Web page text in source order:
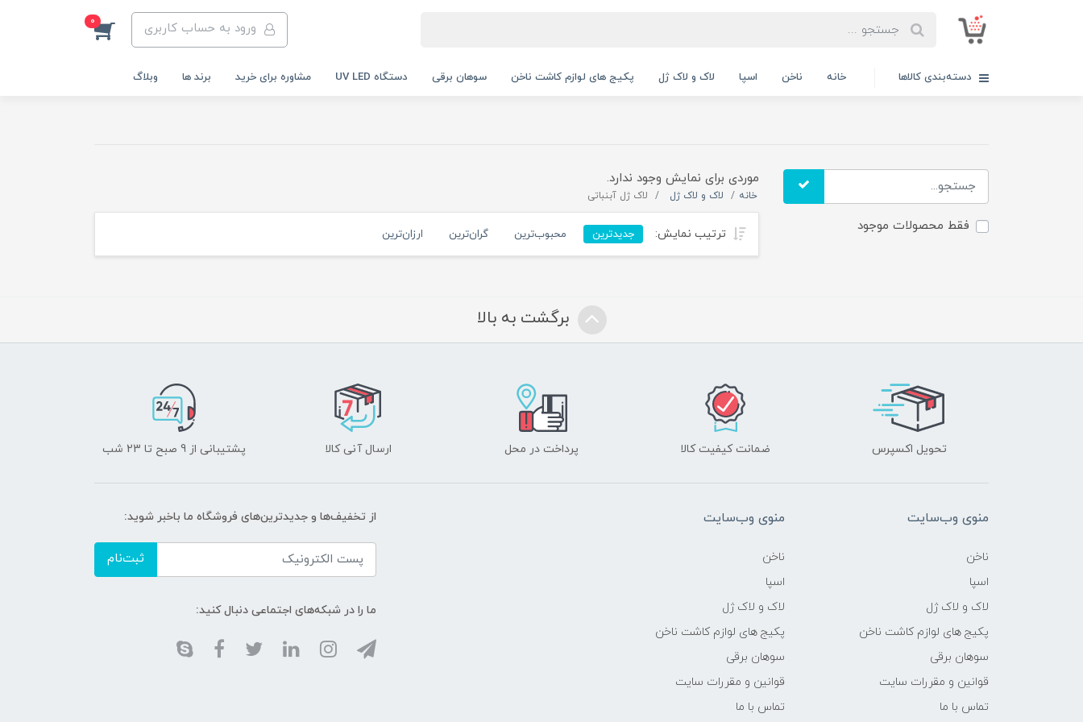
ورود به حساب کاربری 0
دسته‌بندی کالاها خانه ناخن اسپا لاک و لاک ژل پکیج های لوازم کاشت ناخن سوهان برقی دستگاه UV LED مشاوره برای خرید برند ها وبلاگ
فقط محصولات موجود
موردی برای نمایش وجود ندارد.
خانه لاک و لاک ژل لاک ژل آبنباتی
ترتیب نمایش: جدیدترین محبوب‌ترین گران‌ترین ارزان‌ترین
برگشت به بالا
تحویل اکسپرس ضمانت کیفیت کالا پرداخت در محل ارسال آنی کالا پشتیبانی از 9 صبح تا 23 شب
منوی وب‌سایت
ناخن
اسپا
لاک و لاک ژل
پکیج های لوازم کاشت ناخن
سوهان برقی
قوانین و مقررات سایت
تماس با ما
منوی وب‌سایت
ناخن
اسپا
لاک و لاک ژل
پکیج های لوازم کاشت ناخن
سوهان برقی
قوانین و مقررات سایت
تماس با ما
از تخفیف‌ها و جدیدترین‌های فروشگاه ما باخبر شوید:
ثبت‌نام
ما را در شبکه‌های اجتماعی دنبال کنید: